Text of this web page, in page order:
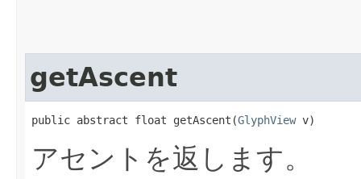
getAscent
public abstract float getAscent​(GlyphView v)
アセントを返します。